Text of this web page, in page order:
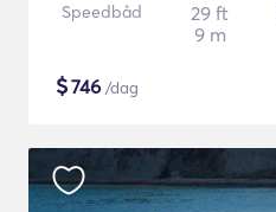
Speedbåd
29 ft
9 m
$746 /dag